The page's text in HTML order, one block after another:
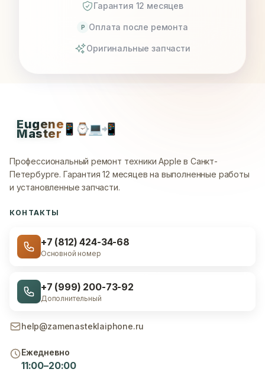
Гарантия 12 месяцев
P Оплата после ремонта
Оригинальные запчасти
Eugene
Master📱 ⌚💻📲
Профессиональный ремонт техники Apple в Санкт-
Петербурге. Гарантия 12 месяцев на выполненные работы
и установленные запчасти.
КОНТАКТЫ
+7 (812) 424-34-68
Основной номер
+7 (999) 200-73-92
Дополнительный
help@zamenasteklaiphone.ru
Ежедневно
11:00–20:00